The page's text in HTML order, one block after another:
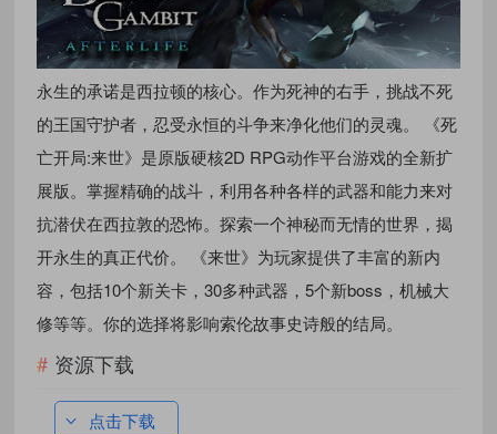
永生的承诺是西拉顿的核心。作为死神的右手，挑战不死
的王国守护者，忍受永恒的斗争来净化他们的灵魂。 《死
亡开局:来世》是原版硬核2D RPG动作平台游戏的全新扩
展版。掌握精确的战斗，利用各种各样的武器和能力来对
抗潜伏在西拉敦的恐怖。探索一个神秘而无情的世界，揭
开永生的真正代价。 《来世》为玩家提供了丰富的新内
容，包括10个新关卡，30多种武器，5个新boss，机械大
修等等。你的选择将影响索伦故事史诗般的结局。
资源下载
点击下载